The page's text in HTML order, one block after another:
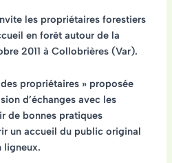
les propriétaires forestiers
en forêt autour de la
2011 à Collobrières (Var).
propriétaires »proposée
d’échanges avec les
de bonnes pratiques
un accueil du public original
ligneux.